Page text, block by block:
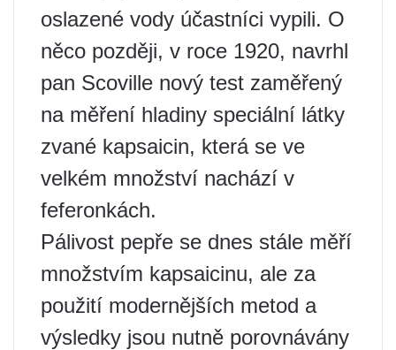
oslazené vody účastníci vypili. O
něco později, v roce 1920, navrhl
pan Scoville nový test zaměřený
na měření hladiny speciální látky
zvané kapsaicin, která se ve
velkém množství nachází v
feferonkách.
Pálivost pepře se dnes stále měří
množstvím kapsaicinu, ale za
použití modernějších metod a
výsledky jsou nutně porovnávány